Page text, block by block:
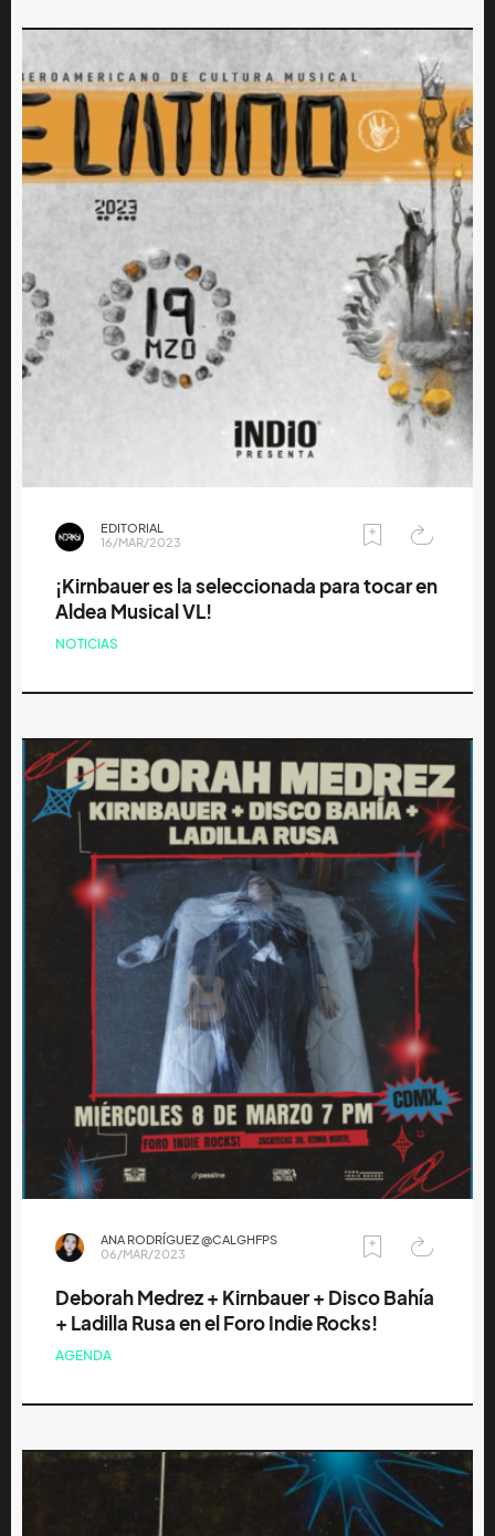
EDITORIAL
16/MAR/2023
¡Kirnbauer es la seleccionada para tocar en
Aldea Musical VL!
NOTICIAS
ANA RODRÍGUEZ @CALGHFPS
06/MAR/2023
Deborah Medrez + Kirnbauer + Disco Bahía
+ Ladilla Rusa en el Foro Indie Rocks!
AGENDA